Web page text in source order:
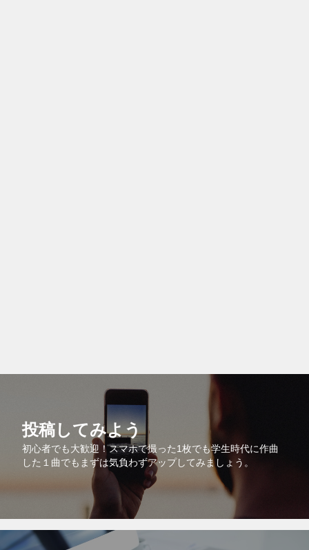
投稿してみよう
初心者でも大歓迎！スマホで撮った1枚でも学生時代に作曲
した１曲でもまずは気負わずアップしてみましょう。